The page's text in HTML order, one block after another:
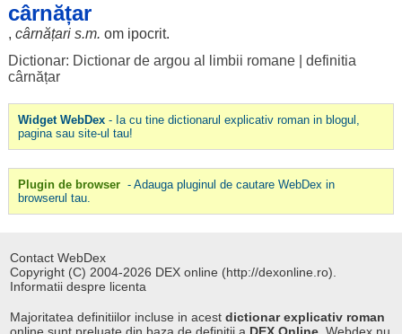
cârnățar
, cârnățaris.m. om ipocrit.
Dictionar: Dictionar de argou al limbii romane| definitia
cârnățar
Widget WebDex- Ia cu tine dictionarul explicativ roman in blogul,
pagina sau site-ul tau!
Plugin de browser - Adauga pluginul de cautare WebDex in
browserul tau.
Contact WebDex
Copyright (C) 2004-2026 DEX online (http://dexonline.ro).
Informatii despre licenta
Majoritatea definitiilor incluse in acestdictionar explicativ roman